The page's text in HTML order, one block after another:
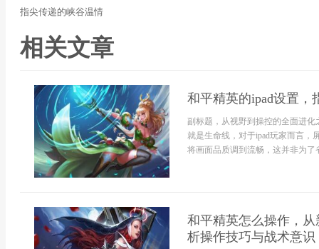
指尖传递的峡谷温情
相关文章
和平精英的ipad设置，
副标题，从视野到操控的全面进
就是生命线，对于ipad玩家而言，
将画面品质调到流畅，这并非为
和平精英怎么操作，
析操作技巧与战术意识